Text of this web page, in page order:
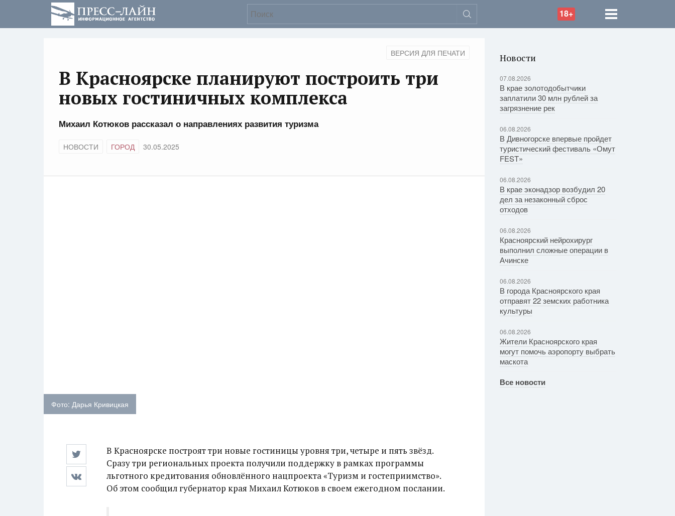
18+
ВЕРСИЯ ДЛЯ ПЕЧАТИ
В Красноярске планируют построить три
новых гостиничных комплекса
Михаил Котюков рассказал о направлениях развития туризма
НОВОСТИ ГОРОД 30.05.2025
Фото: Дарья Кривицкая
В Красноярске построят три новые гостиницы уровня три, четыре и пять звёзд.
Сразу три региональных проекта получили поддержку в рамках программы
льготного кредитования обновлённого нацпроекта «Туризм и гостеприимство».
Об этом сообщил губернатор края Михаил Котюков в своем ежегодном послании.
Новости
07.08.2026
В крае золотодобытчики
заплатили 30 млн рублей за
загрязнение рек
06.08.2026
В Дивногорске впервые пройдет
туристический фестиваль «Омут
FEST»
06.08.2026
В крае эконадзор возбудил 20
дел за незаконный сброс
отходов
06.08.2026
Красноярский нейрохирург
выполнил сложные операции в
Ачинске
06.08.2026
В города Красноярского края
отправят 22 земских работника
культуры
06.08.2026
Жители Красноярского края
могут помочь аэропорту выбрать
маскота
Все новости